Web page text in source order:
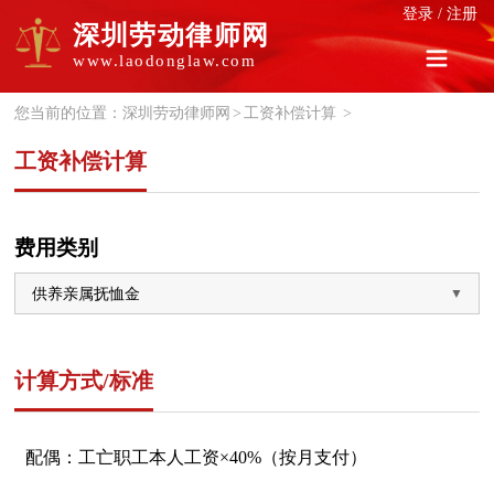
登录 / 注册
深圳劳动律师网
www.laodonglaw.com
您当前的位置：深圳劳动律师网 > 工资补偿计算 >
工资补偿计算
费用类别
计算方式/标准
配偶：工亡职工本人工资×40%（按月支付）